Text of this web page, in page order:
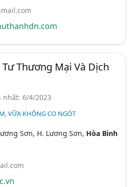
Thương Mại Và Dịch
nhất: 6/4/2023
VỮA KHÔNG CO NGÓT
Sơn, H. Lương Sơn, Hòa Bình